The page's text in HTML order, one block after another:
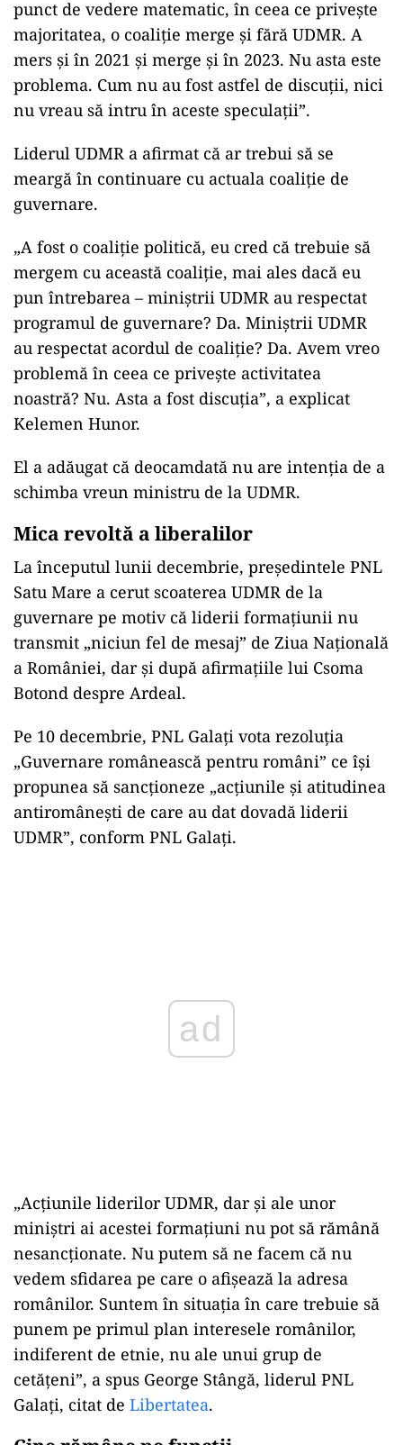
punct de vedere matematic, în ceea ce priveşte
majoritatea, o coaliţie merge şi fără UDMR. A
mers şi în 2021 şi merge şi în 2023. Nu asta este
problema. Cum nu au fost astfel de discuţii, nici
nu vreau să intru în aceste speculaţii”.
Liderul UDMR a afirmat că ar trebui să se
meargă în continuare cu actuala coaliţie de
guvernare.
„A fost o coaliţie politică, eu cred că trebuie să
mergem cu această coaliţie, mai ales dacă eu
pun întrebarea – miniştrii UDMR au respectat
programul de guvernare? Da. Miniştrii UDMR
au respectat acordul de coaliţie? Da. Avem vreo
problemă în ceea ce priveşte activitatea
noastră? Nu. Asta a fost discuţia”, a explicat
Kelemen Hunor.
El a adăugat că deocamdată nu are intenţia de a
schimba vreun ministru de la UDMR.
Mica revoltă a liberalilor
La începutul lunii decembrie, președintele PNL
Satu Mare a cerut scoaterea UDMR de la
guvernare pe motiv că liderii formațiunii nu
transmit „niciun fel de mesaj” de Ziua Națională
a României, dar și după afirmațiile lui Csoma
Botond despre Ardeal.
Pe 10 decembrie, PNL Galaţi vota rezoluţia
„Guvernare românească pentru români” ce își
propunea să sancţioneze „acţiunile şi atitudinea
antiromâneşti de care au dat dovadă liderii
UDMR”, conform PNL Galaţi.
ad
„Acțiunile liderilor UDMR, dar și ale unor
miniștri ai acestei formațiuni nu pot să rămână
nesancționate. Nu putem să ne facem că nu
vedem sfidarea pe care o afișează la adresa
românilor. Suntem în situația în care trebuie să
punem pe primul plan interesele românilor,
indiferent de etnie, nu ale unui grup de
cetățeni”, a spus George Stângă, liderul PNL
Galați, citat de Libertatea.